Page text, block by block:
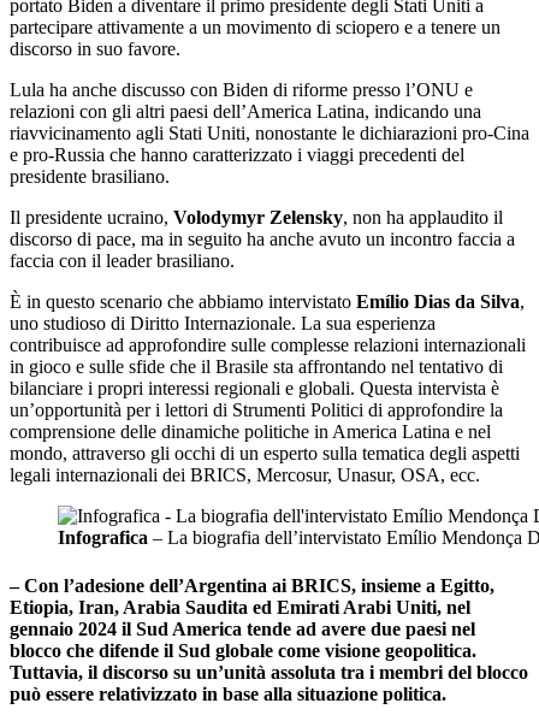
portato Biden a diventare il primo presidente degli Stati Uniti a
partecipare attivamente a un movimento di sciopero e a tenere un
discorso in suo favore.
Lula ha anche discusso con Biden di riforme presso l’ONU e
relazioni con gli altri paesi dell’America Latina, indicando una
riavvicinamento agli Stati Uniti, nonostante le dichiarazioni pro-Cina
e pro-Russia che hanno caratterizzato i viaggi precedenti del
presidente brasiliano.
Il presidente ucraino, Volodymyr Zelensky, non ha applaudito il
discorso di pace, ma in seguito ha anche avuto un incontro faccia a
faccia con il leader brasiliano.
È in questo scenario che abbiamo intervistato Emílio Dias da Silva,
uno studioso di Diritto Internazionale. La sua esperienza
contribuisce ad approfondire sulle complesse relazioni internazionali
in gioco e sulle sfide che il Brasile sta affrontando nel tentativo di
bilanciare i propri interessi regionali e globali. Questa intervista è
un’opportunità per i lettori di Strumenti Politici di approfondire la
comprensione delle dinamiche politiche in America Latina e nel
mondo, attraverso gli occhi di un esperto sulla tematica degli aspetti
legali internazionali dei BRICS, Mercosur, Unasur, OSA, ecc.
Infografica – La biografia dell’intervistato Emílio Mendonça
– Con l’adesione dell’Argentina ai BRICS, insieme a Egitto,
Etiopia, Iran, Arabia Saudita ed Emirati Arabi Uniti, nel
gennaio 2024 il Sud America tende ad avere due paesi nel
blocco che difende il Sud globale come visione geopolitica.
Tuttavia, il discorso su un’unità assoluta tra i membri del blocco
può essere relativizzato in base alla situazione politica.